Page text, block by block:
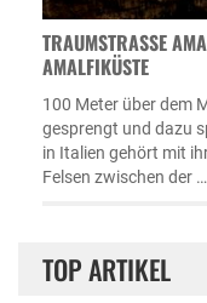
TRAUMSTRASSE
MALFIKÜSTE
100 Meter über dem
gesprengt und dazu
in Italien gehört mit
Felsen zwischen der …
TOP ARTIKEL